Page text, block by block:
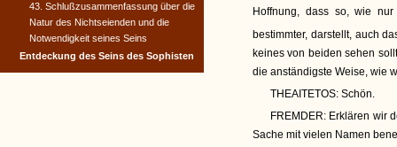
Hoffnung, dass so, wie
bestimmter, darstellt, auch
keines von beiden sehen
die anständigste Weise, wie
THEAITETOS: Schön.
FREMDER: Erklären wir
Sache mit vielen Namen
43. Schlußzusammenfassung über die
Natur des Nichtseienden und die
Notwendigkeit seines Seins
Entdeckung des Seins des Sophisten